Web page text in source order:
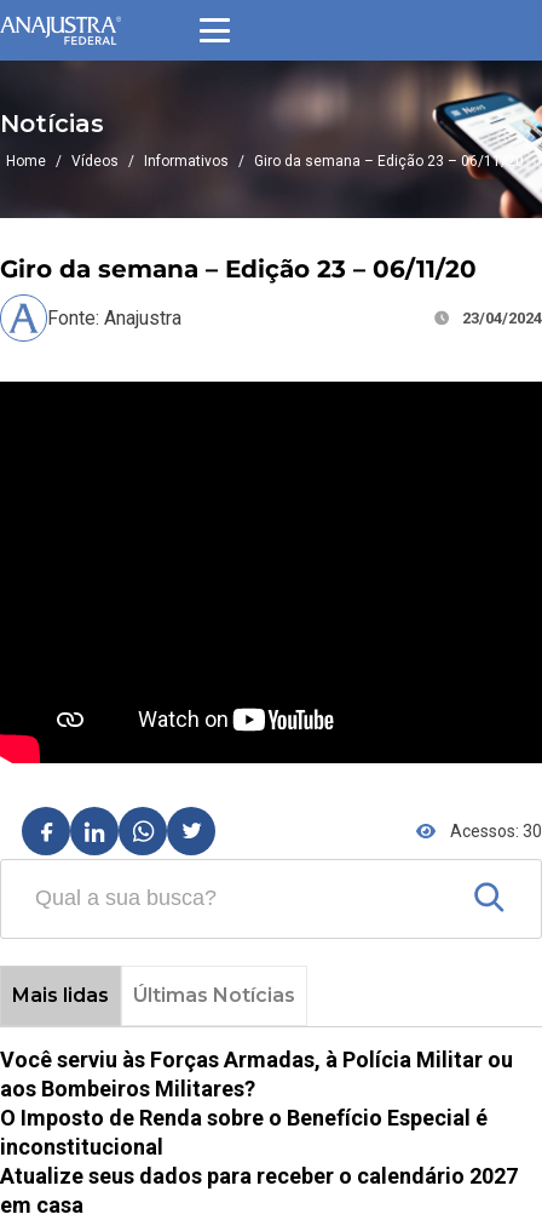
Notícias
Home / Vídeos / Informativos / Giro da semana – Edição 23 – 06/11/20
Giro da semana – Edição 23 – 06/11/20
Fonte: Anajustra 23/04/2024
Acessos: 30
Mais lidas Últimas Notícias
Você serviu às Forças Armadas, à Polícia Militar ou
aos Bombeiros Militares?
O Imposto de Renda sobre o Benefício Especial é
inconstitucional
Atualize seus dados para receber o calendário 2027
em casa